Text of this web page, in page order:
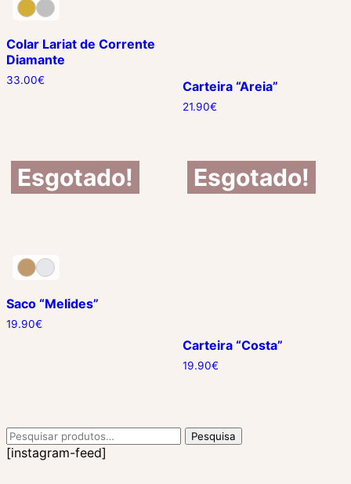
Colar Lariat de Corrente
Diamante
33.00€ Carteira “Areia”
21.90€
Esgotado!
Saco “Melides”
19.90€
Esgotado!
Carteira “Costa”
19.90€
Pesquisar
por:
Pesquisa
[instagram-feed]